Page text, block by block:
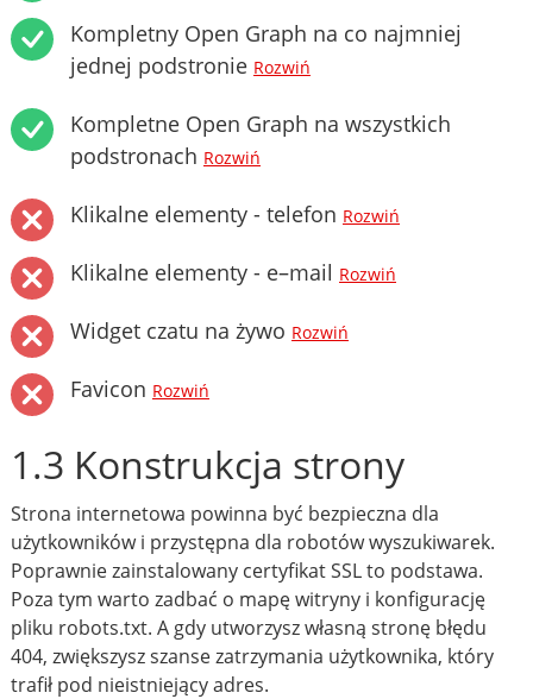
Kompletny Open Graph na co najmniej
jednej podstronie Rozwiń
Kompletne Open Graph na wszystkich
podstronach Rozwiń
Klikalne elementy - telefon Rozwiń
Klikalne elementy - e–mail Rozwiń
Widget czatu na żywo Rozwiń
Favicon Rozwiń
1.3 Konstrukcja strony
Strona internetowa powinna być bezpieczna dla
użytkowników i przystępna dla robotów wyszukiwarek.
Poprawnie zainstalowany certyfikat SSL to podstawa.
Poza tym warto zadbać o mapę witryny i konfigurację
pliku robots.txt. A gdy utworzysz własną stronę błędu
404, zwiększysz szanse zatrzymania użytkownika, który
trafił pod nieistniejący adres.